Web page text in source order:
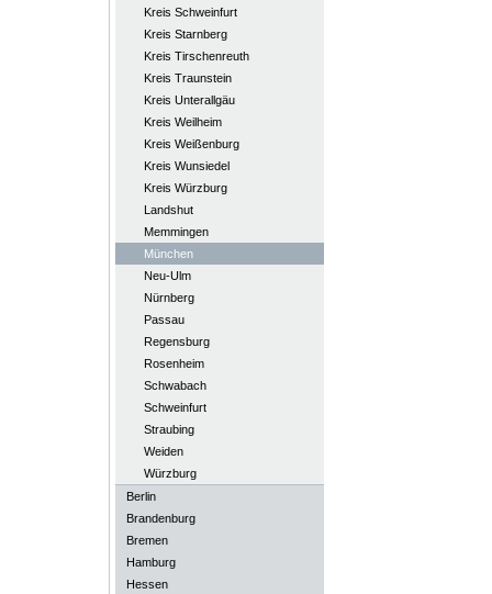
Kreis Schweinfurt
Kreis Starnberg
Kreis Tirschenreuth
Kreis Traunstein
Kreis Unterallgäu
Kreis Weilheim
Kreis Weißenburg
Kreis Wunsiedel
Kreis Würzburg
Landshut
Memmingen
München
Neu-Ulm
Nürnberg
Passau
Regensburg
Rosenheim
Schwabach
Schweinfurt
Straubing
Weiden
Würzburg
Berlin
Brandenburg
Bremen
Hamburg
Hessen